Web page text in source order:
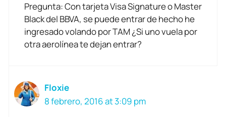
Pregunta: Con tarjeta Visa Signature o Master
Black del BBVA, se puede entrar de hecho he
ingresado volando por TAM ¿Si uno vuela por
otra aerolínea te dejan entrar?
Floxie
8 febrero, 2016 at 3:09 pm